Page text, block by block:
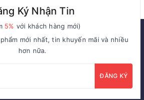
Ký Nhận Tin
5% với khách hàng mới)
mới nhất, tin khuyến mãi và nhiều
hơn nữa.
ĐĂNG KÝ